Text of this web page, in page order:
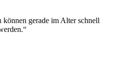
gerade im Alter schnell